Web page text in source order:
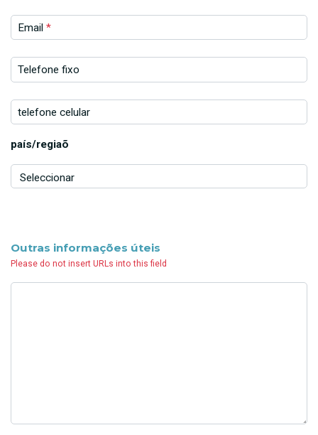
Email *
Telefone fixo
telefone celular
país/regiaõ
Outras informações úteis
Please do not insert URLs into this field